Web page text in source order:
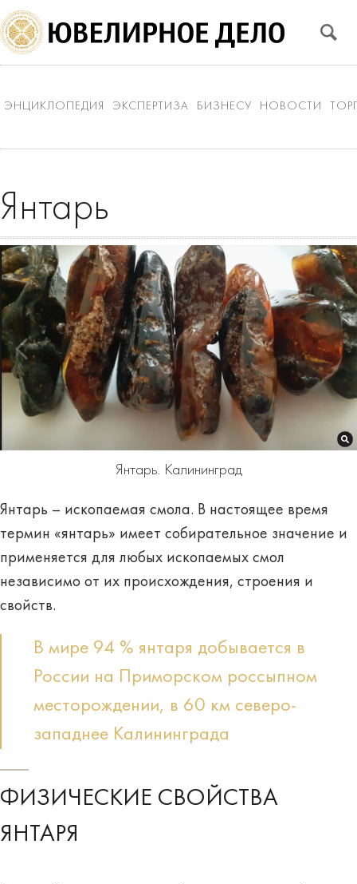
ЭНЦИКЛОПЕДИЯ ЭКСПЕРТИЗА БИЗНЕСУ НОВОСТИ
Янтарь
Янтарь. Калининград
Янтарь – ископаемая смола. В настоящее время
термин «янтарь» имеет собирательное значение и
применяется для любых ископаемых смол
независимо от их происхождения, строения и
свойств.
В мире 94 % янтаря добывается в
России на Приморском россыпном
месторождении, в 60 км северо-
западнее Калининграда
ФИЗИЧЕСКИЕ СВОЙСТВА
ЯНТАРЯ